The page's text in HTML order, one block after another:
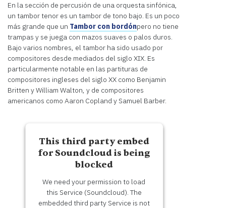
En la sección de percusión de una orquesta sinfónica,
un tambor tenor es un tambor de tono bajo. Es un poco
más grande que un Tambor con bordónpero no tiene
trampas y se juega con mazos suaves o palos duros.
Bajo varios nombres, el tambor ha sido usado por
compositores desde mediados del siglo XIX. Es
particularmente notable en las partituras de
compositores ingleses del siglo XX como Benjamin
Britten y William Walton, y de compositores
americanos como Aaron Copland y Samuel Barber.
This third party embed
for Soundcloud is being
blocked
We need your permission to load
this Service (Soundcloud). The
embedded third party Service is not